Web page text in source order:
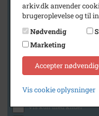
Geografi
Generelt
Vis kun med billeder
Vis kun med lydklip
Vis kun med kilder
arkiv.dk anvender
brugeroplevelse og til
Nødvendig
Marketing
Accepter
Vis cookie oplysninger